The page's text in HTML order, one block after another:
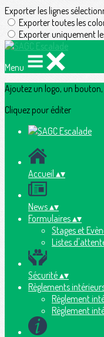
Exporter les lignes
Exporter toutes les
Exporter uniquement
Menu
Ajoutez un logo, un
Cliquez pour éditer
Accueil ▴▾
News▴▾
Formulaires▴▾
Stages et
Listes
Sécurité▴▾
Règlements
Règlement
Règlement